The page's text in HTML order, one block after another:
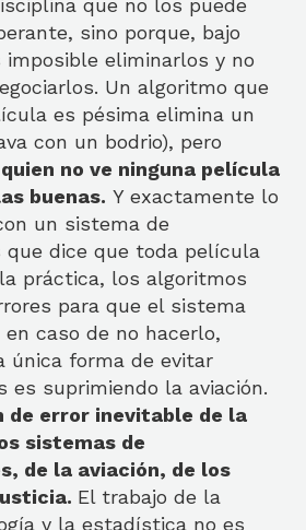
que no los puede
sino porque, bajo
imposible eliminarlos y no
Un algoritmo que
es pésima elimina un
con un bodrio), pero
quien no ve ninguna película
buenas. Y exactamente lo
un sistema de
que dice que toda película
práctica, los algoritmos
para que el sistema
caso de no hacerlo,
única forma de evitar
es suprimiendo la aviación.
de error inevitable de la
sistemas de
de la aviación, de los
El trabajo de la
y la estadística no es